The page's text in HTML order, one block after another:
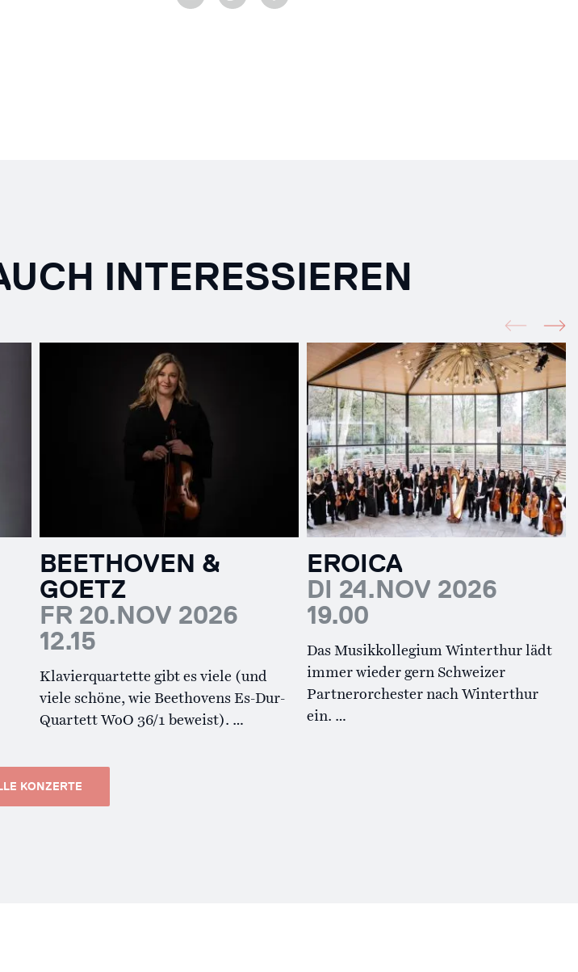
INTERESSIEREN
BEETHOVEN &
GOETZ
FR 20.NOV 2026
12.15
Klavierquartette gibt es viele (und
viele schöne, wie Beethovens Es-Dur-
Quartett WoO 36/1 beweist). …
EROICA
DI 24.NOV 2026
19.00
Das Musikkollegium Winterthur lädt
immer wieder gern Schweizer
Partnerorchester nach Winterthur
ein. …
KONZERTE